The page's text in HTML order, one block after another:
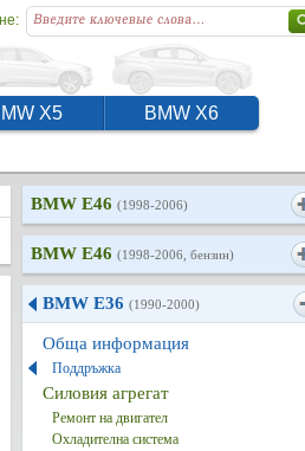
X5 BMW X6
BMW E46 (1998-2006)
BMW E46 (1998-2006, бензин)
BMW E36 (1990-2000)
Обща информация
Поддръжка
Силовия агрегат
Ремонт на двигател
Охладителна система